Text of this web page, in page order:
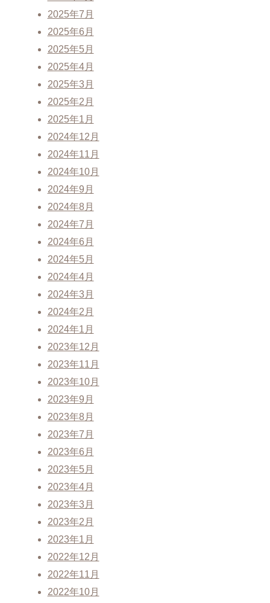
2025年7月
2025年6月
2025年5月
2025年4月
2025年3月
2025年2月
2025年1月
2024年12月
2024年11月
2024年10月
2024年9月
2024年8月
2024年7月
2024年6月
2024年5月
2024年4月
2024年3月
2024年2月
2024年1月
2023年12月
2023年11月
2023年10月
2023年9月
2023年8月
2023年7月
2023年6月
2023年5月
2023年4月
2023年3月
2023年2月
2023年1月
2022年12月
2022年11月
2022年10月